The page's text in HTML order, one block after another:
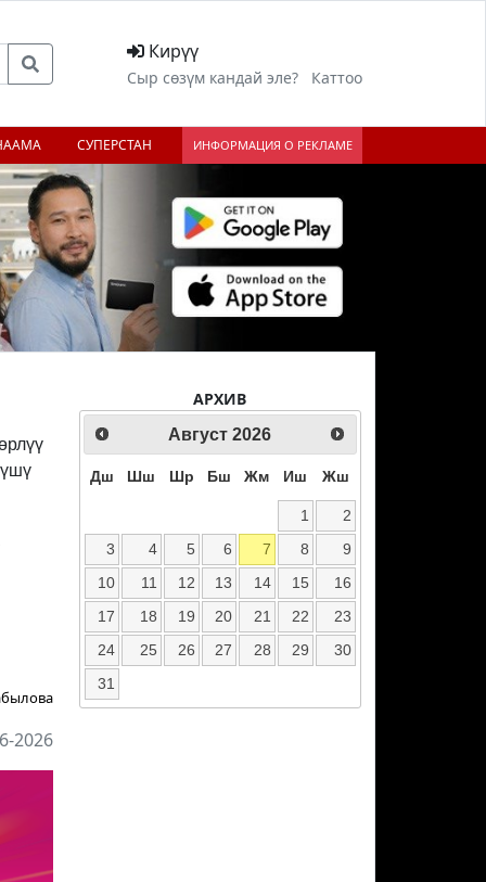
Кирүү
Сыр сөзүм кандай эле? Каттоо
СУПЕРСТАН ИНФОРМАЦИЯ О РЕКЛАМЕ
2026
АРХИВ
Август 2026
Дш Шш Шр Бш Жм Иш Жш
1
2
3
4 5 6 7 8
9
10
11 12 13 14 15
16
17
18 19 20 21 22
23
24
25 26 27 28 29
30
31